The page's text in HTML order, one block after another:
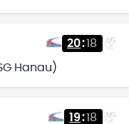
20:18
Hanau)
19:18